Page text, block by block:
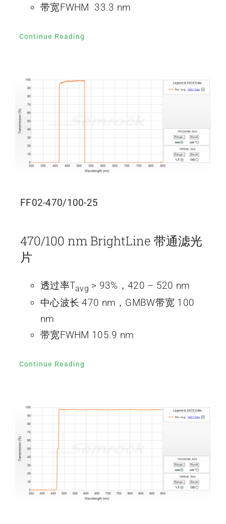
带宽FWHM 33.3 nm
Continue Reading
FF02-470/100-25
470/100 nm BrightLine 带通滤光
片
透过率Tavg > 93%，420 – 520 nm
中心波长 470 nm，GMBW带宽 100
nm
带宽FWHM 105.9 nm
Continue Reading